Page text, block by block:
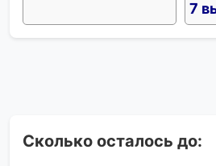
7
Сколько осталось до: